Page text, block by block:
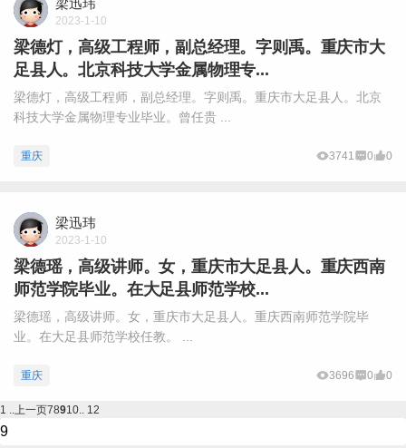
梁迅玮
2023-1-10
梁德灯，高级工程师，副总经理。字则禹。重庆市大
足县人。北京科技大学金属物理专...
梁德灯，高级工程师，副总经理。字则禹。重庆市大足县人。北京
科技大学金属物理专业毕业。曾任贵 ...
重庆 3741 0 0
梁迅玮
2023-1-10
梁德瑶，高级讲师。女，重庆市大足县人。重庆西南
师范学院毕业。在大足县师范学校...
梁德瑶，高级讲师。女，重庆市大足县人。重庆西南师范学院毕
业。在大足县师范学校任教。 ...
重庆 3696 0 0
1 ..上一页78910.. 12